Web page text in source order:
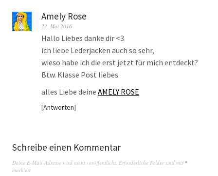
Amely Rose
23. Mai 2016
Hallo Liebes danke dir <3
ich liebe Lederjacken auch so sehr,
wieso habe ich die erst jetzt für mich entdeckt?
Btw. Klasse Post liebes
alles Liebe deine AMELY ROSE
Antworten
Schreibe einen Kommentar
Deine E-Mail-Adresse wird nicht veröffentlicht. Erforderliche Felder sind mit *
markiert